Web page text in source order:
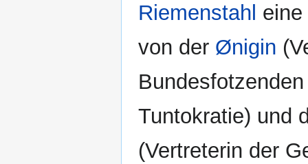
Riemenstahl
von der Ønigin
Tuntokratie) und
(Vertreterin der